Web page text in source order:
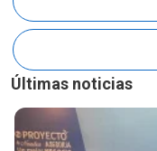
Últimas noticias